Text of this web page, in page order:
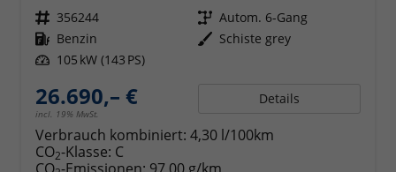
Fahrzeugnr. 356244 Getriebe Autom. 6-Gang
Kraftstoff Benzin Außenfarbe Schiste grey
Leistung 105 kW (143 PS)
26.690,– €
incl. 19% MwSt.
Details
Verbrauch kombiniert: 4,30 l/100km
CO2-Klasse: C